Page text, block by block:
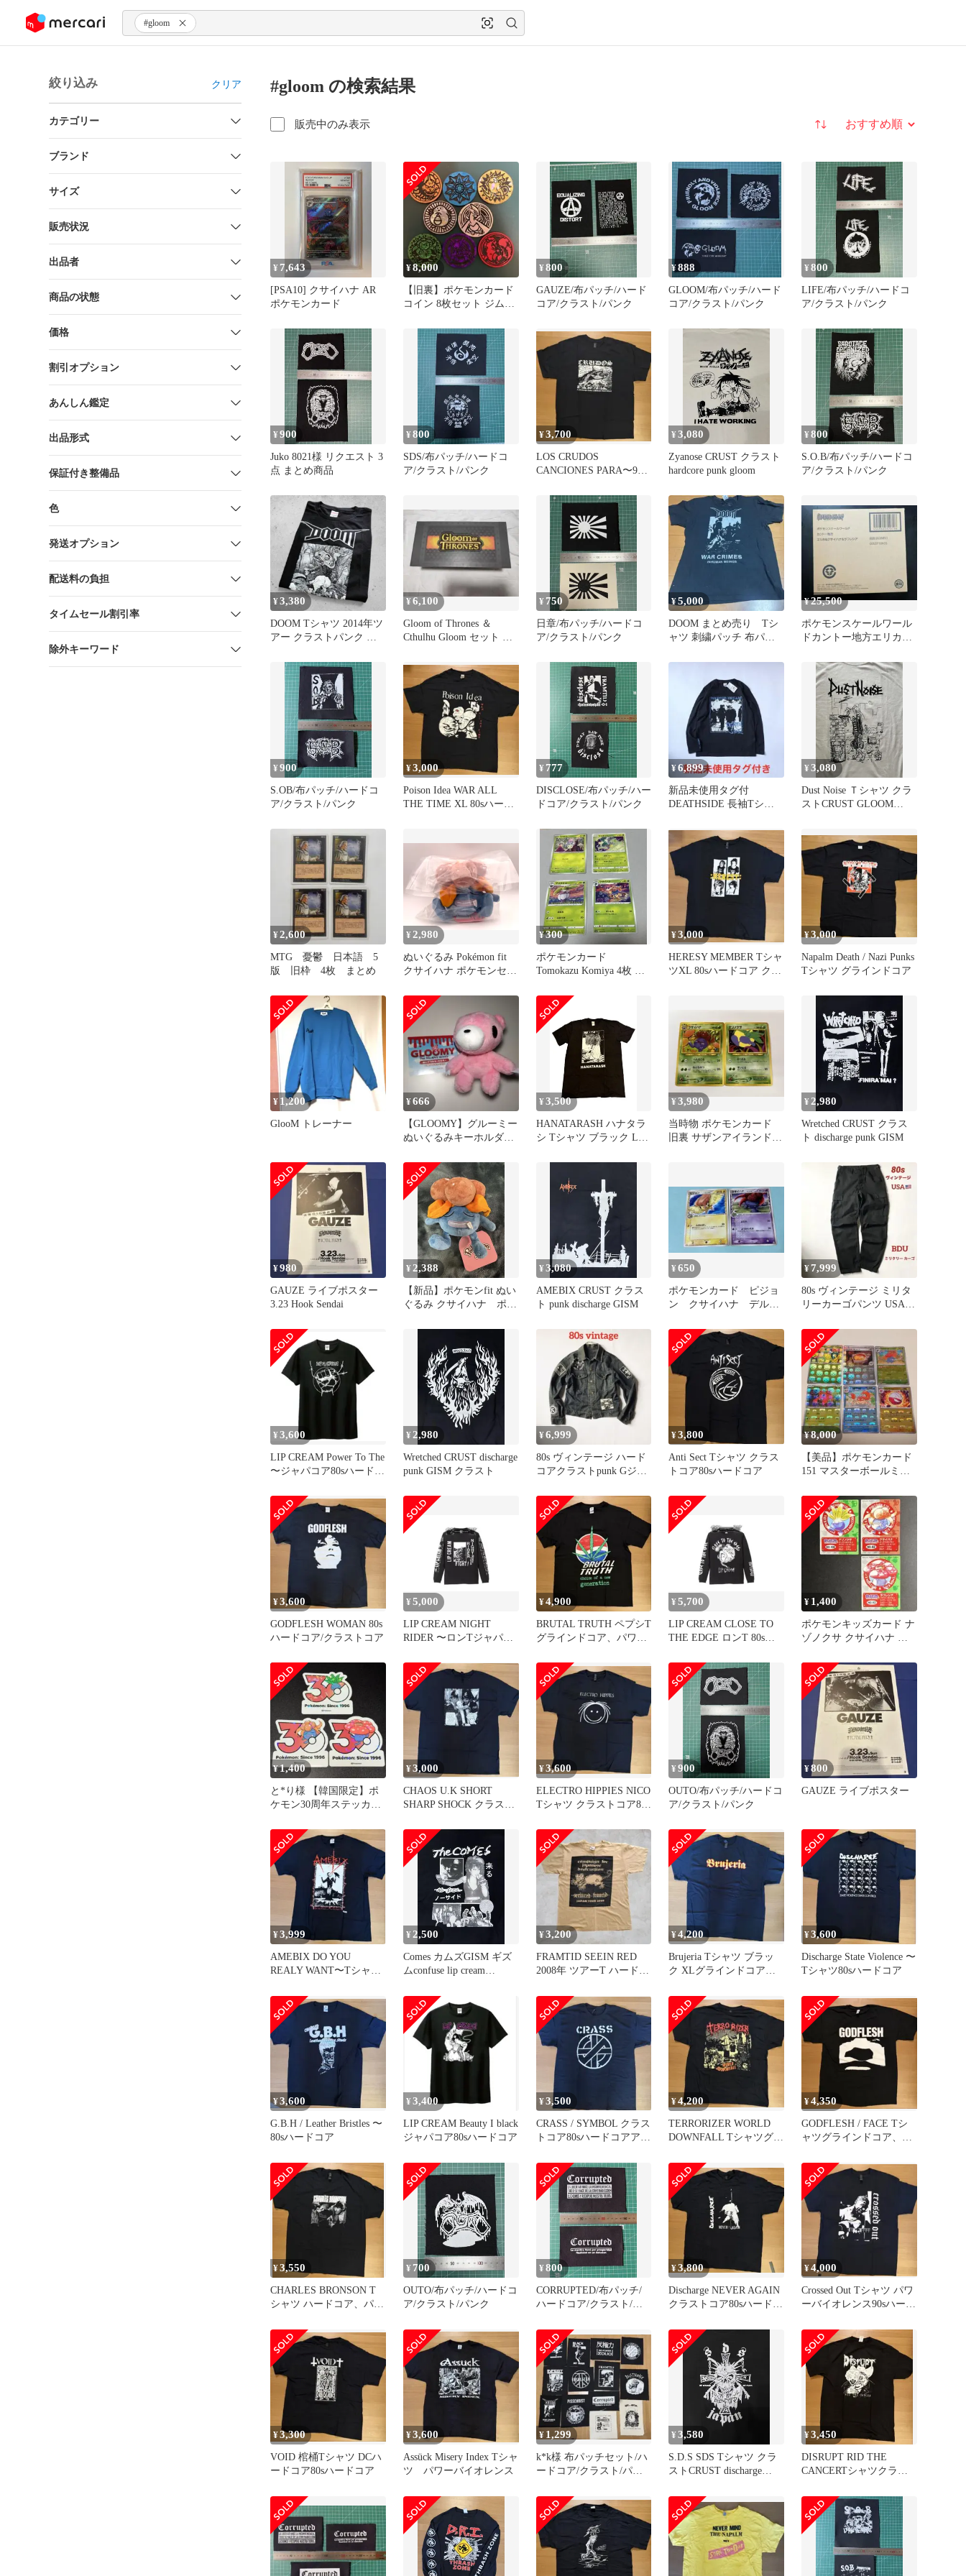
ツにスキップ #gloom
絞り込み クリア
カテゴリー
ブランド
サイズ
販売状況
出品者
商品の状態
価格
割引オプション
あんしん鑑定
出品形式
保証付き整備品
色
発送オプション
配送料の負担
タイムセール割引率
除外キーワード
#gloom の検索結果
販売中のみ表示 並び替え
¥ 7,643
[PSA10] クサイハナ AR
ポケモンカード
¥8,000
【旧裏】ポケモンカード
コイン 8枚セット ジムリ
少美品
¥800
GAUZE/布パッチ/ハード
コア/クラスト/パンク
¥888
GLOOM/布パッチ/ハード
コア/クラスト/パンク
¥800
LIFE/布パッチ/ハードコ
ア/クラスト/パンク
¥900
Juko 8021様 リクエスト 3
点 まとめ商品
¥800
SDS/布パッチ/ハードコ
ア/クラスト/パンク
¥3,700
LOS CRUDOS
CANCIONES PARA〜90s
¥3,080
Zyanose CRUST クラスト
hardcore punk gloom
¥800
S.O.B/布パッチ/ハードコ
ア/クラスト/パンク
¥3,380
DOOM Tシャツ 2014年ツ
アー クラストパンク デ
¥6,100
Gloom of Thrones ＆
Cthulhu Gloom セット 英
¥ 750
日章/布パッチ/ハードコ
ア/クラスト/パンク
¥5,000
DOOM まとめ売り Tシ
ャツ 刺繍パッチ 布パッ
¥25,500
ポケモンスケールワール
ドカントー地方エリカ＆
¥900
S.OB/布パッチ/ハードコ
ア/クラスト/パンク
¥3,000
Poison Idea WAR ALL
THE TIME XL 80sハード
¥ 777
DISCLOSE/布パッチ/ハー
ドコア/クラスト/パンク
¥6,899
新品未使用タグ付
DEATHSIDE 長袖Tシャ
¥3,080
Dust Noise Ｔシャツ クラ
ストCRUST GLOOM
¥2,600
MTG 憂鬱 日本語 5
版 旧枠 4枚 まとめ
¥ 2,980
ぬいぐるみ Pokémon fit
クサイハナ ポケモンセン
¥300
ポケモンカード
Tomokazu Komiya 4枚 ク
¥3,000
HERESY MEMBER Tシャ
ツXL 80sハードコア クラ
¥3,000
Napalm Death / Nazi Punks
Tシャツ グラインドコア
¥ 1,200
GlooM トレーナー
¥666
【GLOOMY】グルーミー
ぬいぐるみキーホルダー
¥3,500
HANATARASH ハナタラ
シ Tシャツ ブラック Lサ
¥3,980
当時物 ポケモンカード
旧裏 サザンアイランド
¥ 2,980
Wretched CRUST クラス
ト discharge punk GISM
¥980
GAUZE ライブポスター
3.23 Hook Sendai
¥ 2,388
【新品】ポケモンfit ぬい
ぐるみ クサイハナ ポケ
¥3,080
AMEBIX CRUST クラス
ト punk discharge GISM
¥650
ポケモンカード ピジョ
ン クサイハナ デルタ
¥7,999
80s ヴィンテージ ミリタ
リーカーゴパンツ USA
¥ 3,600
LIP CREAM Power To The
〜ジャパコア80sハードコ
¥ 2,980
Wretched CRUST discharge
punk GISM クラスト
¥6,999
80s ヴィンテージ ハード
コアクラストpunk Gジャ
¥3,800
Anti Sect Tシャツ クラス
トコア80sハードコア
¥8,000
​【美品】ポケモンカード
151 マスターボールミラ
¥3,600
GODFLESH WOMAN 80s
ハードコア/クラストコア
¥5,000
LIP CREAM NIGHT
RIDER 〜ロンTジャパコ
¥4,900
BRUTAL TRUTH ペプシT
グラインドコア、パワー
¥5,700
LIP CREAM CLOSE TO
THE EDGE ロンT 80sハ
¥ 1,400
ポケモンキッズカード ナ
ゾノクサ クサイハナ ラ
時物
¥1,400
と*り様 【韓国限定】ポ
ケモン30周年ステッカー
ラフレ
¥3,000
CHAOS U.K SHORT
SHARP SHOCK クラスト
¥3,600
ELECTRO HIPPIES NICO
Tシャツ クラストコア80s
¥900
OUTO/布パッチ/ハードコ
ア/クラスト/パンク
¥800
GAUZE ライブポスター
¥3,999
AMEBIX DO YOU
REALY WANT〜Tシャツ
¥2,500
Comes カムズGISM ギズ
ムconfuse lip cream
¥3,200
FRAMTID SEEIN RED
2008年 ツアーT ハードコ
¥4,200
Brujeria Tシャツ ブラッ
ク XLグラインドコア
¥3,600
Discharge State Violence 〜
Tシャツ80sハードコア
¥3,600
G.B.H / Leather Bristles 〜
80sハードコア
¥ 3,400
LIP CREAM Beauty I black
ジャパコア80sハードコア
¥3,500
CRASS / SYMBOL クラス
トコア80sハードコアアナ
¥4,200
TERRORIZER WORLD
DOWNFALL Tシャツグラ
¥4,350
GODFLESH / FACE Tシ
ャツグラインドコア、80s
¥3,550
CHARLES BRONSON T
シャツ ハードコア、パワ
¥ 700
OUTO/布パッチ/ハードコ
ア/クラスト/パンク
¥800
CORRUPTED/布パッチ/
ハードコア/クラスト/パ
¥3,800
Discharge NEVER AGAIN
クラストコア80sハードコ
¥4,000
Crossed Out Tシャツ パワ
ーバイオレンス90sハード
¥3,300
VOID 棺桶Tシャツ DCハ
ードコア80sハードコア
¥3,600
Assück Misery Index Tシャ
ツ パワーバイオレンス
¥ 1,299
k*k様 布パッチセット/ハ
ードコア/クラスト/パン
入り
¥3,580
S.D.S SDS Tシャツ クラ
ストCRUST discharge
¥3,450
DISRUPT RID THE
CANCERTシャツクラス